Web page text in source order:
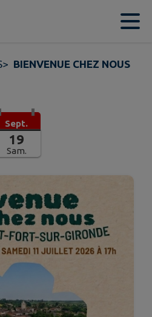
> BIENVENUE CHEZ NOUS
Sept.
19
Sam.